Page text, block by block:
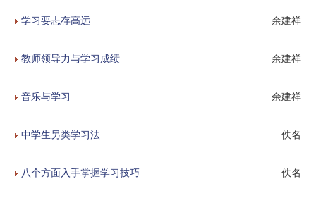
学习要志存高远 余建祥
教师领导力与学习成绩 余建祥
音乐与学习 余建祥
中学生另类学习法 佚名
八个方面入手掌握学习技巧 佚名